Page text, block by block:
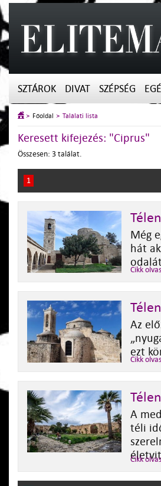
SZTÁROK DIVAT SZÉPSÉG
Főoldal Találati lista
Keresett kifejezés: "Ciprus"
Összesen: 3 találat.
1
Még
hát
Cikk
Az
ezt
Cikk
A
téli
Cikk